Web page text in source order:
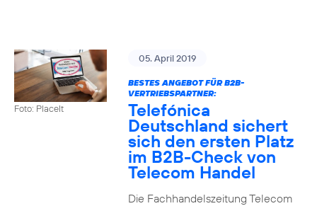
Foto: PlaceIt
05. April 2019
BESTES ANGEBOT FÜR B2B-
VERTRIEBSPARTNER:
Telefónica
Deutschland sichert
sich den ersten Platz
im B2B-Check von
Telecom Handel
Die Fachhandelszeitung Telecom